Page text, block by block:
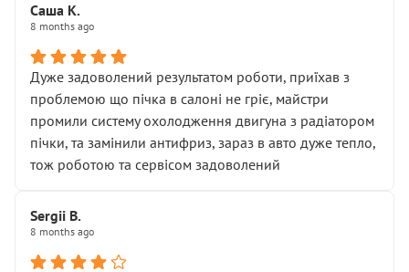
Саша К.
8 months ago
Дуже задоволений результатом роботи, приїхав з
проблемою що пічка в салоні не гріє, майстри
промили систему охолодження двигуна з радіатором
пічки, та замінили антифриз, зараз в авто дуже тепло,
тож роботою та сервісом задоволений
Sergii B.
8 months ago